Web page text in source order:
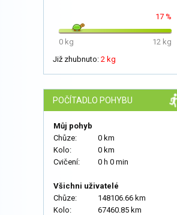
17 %
0 kg
12 kg
Již zhubnuto: 2 kg
POČÍTADLO POHYBU
Můj pohyb
Chůze:
0 km
Kolo:
0 km
Cvičení:
0 h 0 min
Všichni uživatelé
Chůze:
148106.66 km
Kolo:
67460.85 km